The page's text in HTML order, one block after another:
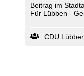
Beitrag im
Für Lübben -
CDU Lübben